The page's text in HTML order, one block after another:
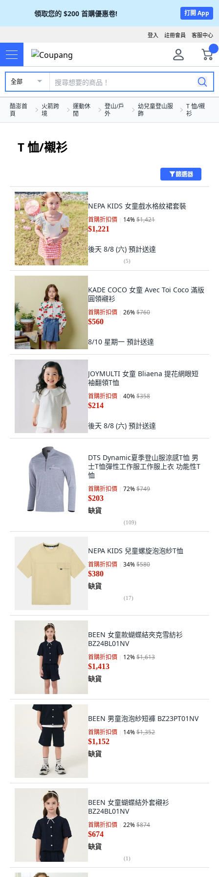
領取您的 $200 首購優惠卷! 打開 App
客服中心
註冊會員
登入
全部
酷澎首
頁
火箭跨
境
運動休
閒
登山/戶
外
幼兒童登山服
飾
T 恤/襯
衫
T 恤/襯衫
篩選器
NEPA KIDS 女童戲水格紋裙套裝
首購折扣價 14%$1,421
$1,221
後天 8/8 (六) 預計送達
(5)
KADE COCO 女童 Avec Toi Coco 滿版
圓領襯衫
首購折扣價 26%$760
$560
8/10 星期一 預計送達
JOYMULTI 女童 Bliaena 提花網眼短
袖翻領T恤
首購折扣價 40%$358
$214
後天 8/8 (六) 預計送達
DTS Dynamic夏季登山服涼感T恤 男
士T恤彈性工作服工作服上衣 功能性T
恤
首購折扣價 72%$749
$203
缺貨
(109)
NEPA KIDS 兒童螺旋泡泡紗T恤
首購折扣價 34%$580
$380
缺貨
(17)
BEEN 女童款蝴蝶結夾克雪紡衫
BZ24BL01NV
首購折扣價 12%$1,613
$1,413
缺貨
BEEN 男童泡泡紗短褲 BZ23PT01NV
首購折扣價 14%$1,352
$1,152
缺貨
BEEN 女童蝴蝶結外套襯衫
BZ24BL01NV
首購折扣價 22%$874
$674
缺貨
(1)